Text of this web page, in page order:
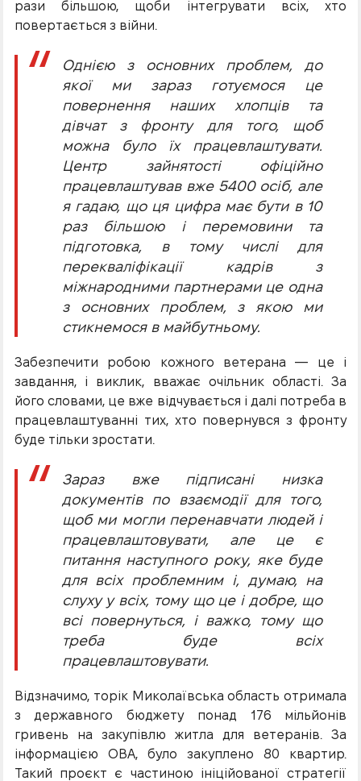
рази більшою, щоби інтегрувати всіх, хто
повертається з війни.
Однією з основних проблем, до
якої ми зараз готуємося це
повернення наших хлопців та
дівчат з фронту для того, щоб
можна було їх працевлаштувати.
Центр зайнятості офіційно
працевлаштував вже 5400 осіб, але
я гадаю, що ця цифра має бути в 10
раз більшою і перемовини та
підготовка, в тому числі для
перекваліфікації кадрів з
міжнародними партнерами це одна
з основних проблем, з якою ми
стикнемося в майбутньому.
Забезпечити робою кожного ветерана — це і
завдання, і виклик, вважає очільник області. За
його словами, це вже відчувається і далі потреба в
працевлаштуванні тих, хто повернувся з фронту
буде тільки зростати.
Зараз вже підписані низка
документів по взаємодії для того,
щоб ми могли перенавчати людей і
працевлаштовувати, але це є
питання наступного року, яке буде
для всіх проблемним і, думаю, на
слуху у всіх, тому що це і добре, що
всі повернуться, і важко, тому що
треба буде всіх
працевлаштовувати.
Відзначимо, торік Миколаївська область отримала
з державного бюджету понад 176 мільйонів
гривень на закупівлю житла для ветеранів. За
інформацією ОВА, було закуплено 80 квартир.
Такий проєкт є частиною ініційованої стратегії